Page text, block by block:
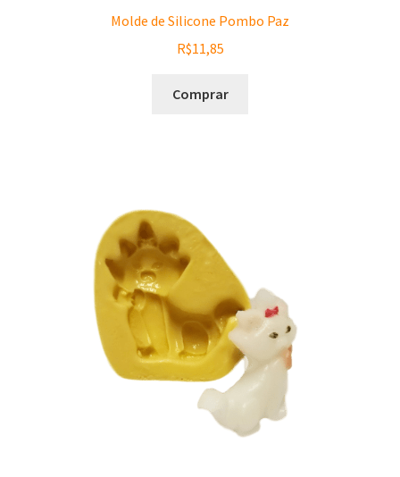
Molde de Silicone Pombo Paz
R$11,85
Comprar